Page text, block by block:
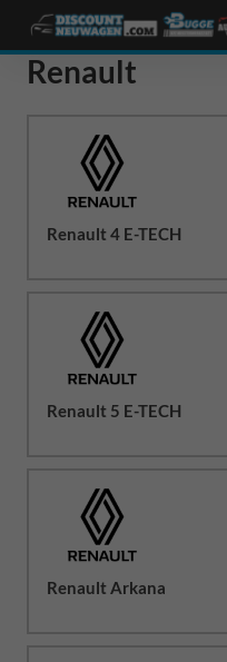
Renault
Renault 4 E-TECH
Renault 5 E-TECH
Renault Arkana